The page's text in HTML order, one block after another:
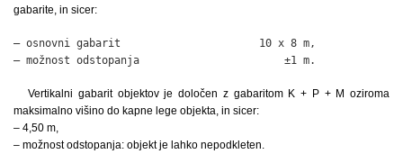
gabarite, in sicer:
– osnovni gabarit                      10 x 8 m,
– možnost odstopanja                       ±1 m.
Vertikalni gabarit objektov je določen z gabaritom K + P + M oziroma
maksimalno višino do kapne lege objekta, in sicer:
– 4,50 m,
– možnost odstopanja: objekt je lahko nepodkleten.